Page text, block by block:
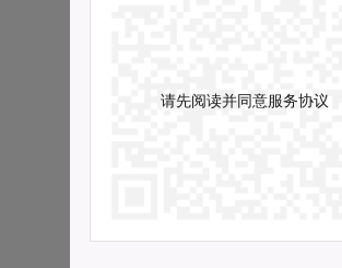
请先阅读并同意服务协议